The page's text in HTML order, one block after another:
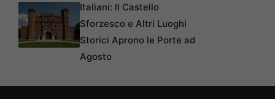
Italiani: Il Castello
Sforzesco e Altri Luoghi
Storici Aprono le Porte ad
Agosto